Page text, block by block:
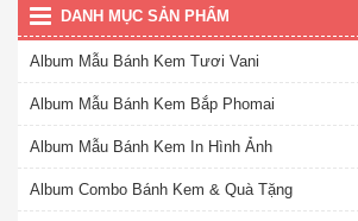
DANH MỤC SẢN PHẨM
Album Mẫu Bánh Kem Tươi Vani
Album Mẫu Bánh Kem Bắp Phomai
Album Mẫu Bánh Kem In Hình Ảnh
Album Combo Bánh Kem & Quà Tặng